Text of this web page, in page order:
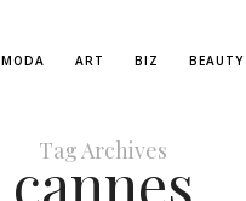
MODA ART BIZ BEAUTY
Tag Archives
cannes